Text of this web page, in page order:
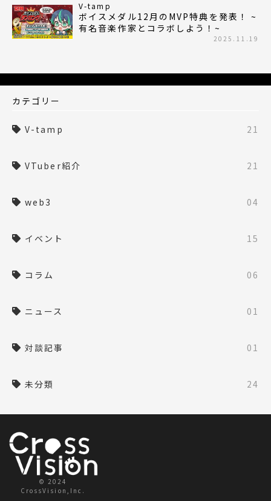
V-tamp
ボイスメダル12月のMVP特典を発表！ ~
有名音楽作家とコラボしよう！~
2025.11.19
カテゴリー
V-tamp 21
VTuber紹介 21
web3 04
イベント 15
コラム 06
ニュース 01
対談記事 01
未分類 24
© 2024
CrossVision,Inc.